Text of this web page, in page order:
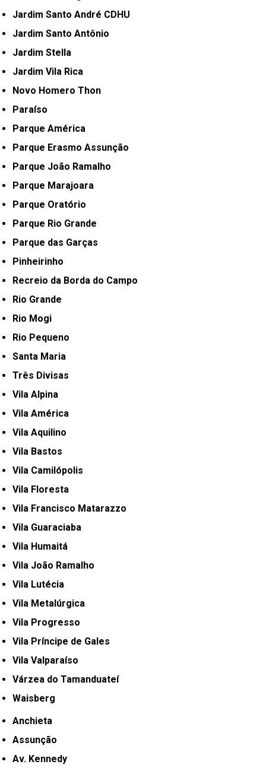
Jardim Santo André CDHU
Jardim Santo Antônio
Jardim Stella
Jardim Vila Rica
Novo Homero Thon
Paraíso
Parque América
Parque Erasmo Assunção
Parque João Ramalho
Parque Marajoara
Parque Oratório
Parque Rio Grande
Parque das Garças
Pinheirinho
Recreio da Borda do Campo
Rio Grande
Rio Mogi
Rio Pequeno
Santa Maria
Três Divisas
Vila Alpina
Vila América
Vila Aquilino
Vila Bastos
Vila Camilópolis
Vila Floresta
Vila Francisco Matarazzo
Vila Guaraciaba
Vila Humaitá
Vila João Ramalho
Vila Lutécia
Vila Metalúrgica
Vila Progresso
Vila Príncipe de Gales
Vila Valparaíso
Várzea do Tamanduateí
Waisberg
Anchieta
Assunção
Av. Kennedy